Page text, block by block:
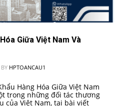
Giữa Việt Nam Và
BY HPTOANCAU1
Hàng Hóa Giữa Việt Nam
trong những đối tác thương
của Việt Nam, tại bài viết